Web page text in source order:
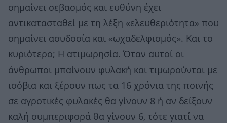
σημαίνει σεβασμός και ευθύνη έχει
αντικατασταθεί με τη λέξη «ελευθεριότητα» που
σημαίνει ασυδοσία και «ωχαδελφισμός». Και το
κυριότερο; Η ατιμωρησία. Όταν αυτοί οι
άνθρωποι μπαίνουν φυλακή και τιμωρούνται με
ισόβια και ξέρουν πως τα 16 χρόνια της ποινής
σε αγροτικές φυλακές θα γίνουν 8 ή αν δείξουν
καλή συμπεριφορά θα γίνουν 6, τότε γιατί να